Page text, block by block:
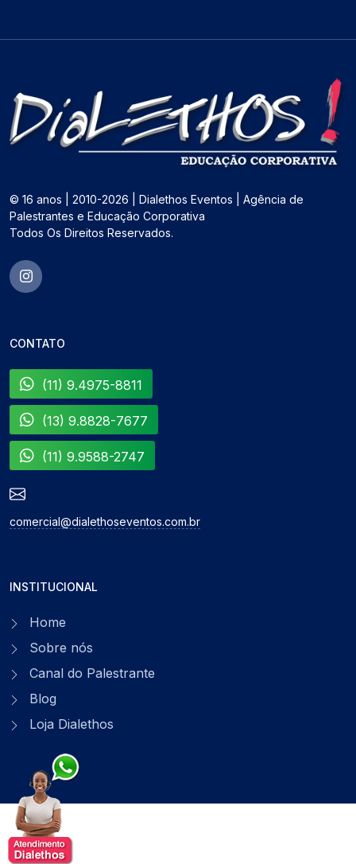
© 16 anos | 2010-2026 | Dialethos Eventos | Agência de
Palestrantes e Educação Corporativa
Todos Os Direitos Reservados.
CONTATO
(11) 9.4975-8811
(13) 9.8828-7677
(11) 9.9588-2747
comercial@dialethoseventos.com.br
INSTITUCIONAL
Home
Sobre nós
Canal do Palestrante
Blog
Loja Dialethos